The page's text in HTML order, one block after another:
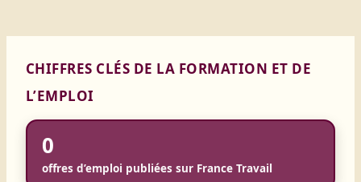
CHIFFRES CLÉS DE LA FORMATION ET DE
L’EMPLOI
0
offres d’emploi publiées sur France Travail